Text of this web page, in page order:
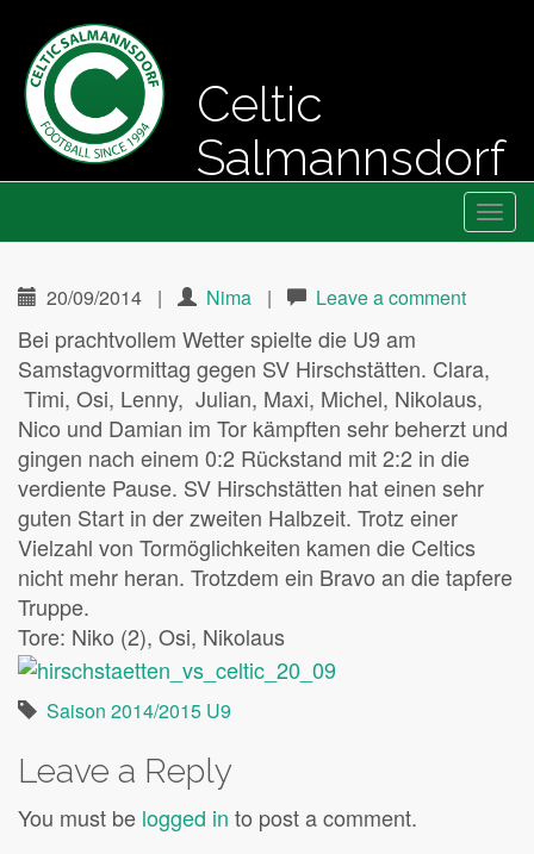
Celtic
Salmannsdorf
Menu
20/09/2014 | Nima | Leave a comment
Bei prachtvollem Wetter spielte die U9 am
Samstagvormittag gegen SV Hirschstätten. Clara,
Timi, Osi, Lenny, Julian, Maxi, Michel, Nikolaus,
Nico und Damian im Tor kämpften sehr beherzt und
gingen nach einem 0:2 Rückstand mit 2:2 in die
verdiente Pause. SV Hirschstätten hat einen sehr
guten Start in der zweiten Halbzeit. Trotz einer
Vielzahl von Tormöglichkeiten kamen die Celtics
nicht mehr heran. Trotzdem ein Bravo an die tapfere
Truppe.
Tore: Niko (2), Osi, Nikolaus
Saison 2014/2015 U9
Leave a Reply
You must be logged in to post a comment.